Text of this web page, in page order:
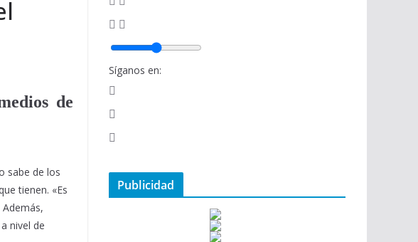
de
sabe de los
tienen. «Es
nivel de
Síganos en:
Publicidad